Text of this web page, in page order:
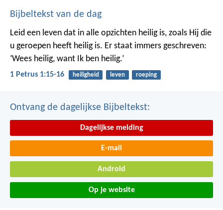
Bijbeltekst van de dag
Leid een leven dat in alle opzichten heilig is, zoals Hij die
u geroepen heeft heilig is. Er staat immers geschreven:
‘Wees heilig, want Ik ben heilig.’
1 Petrus 1:15-16 heiligheid leven roeping
Ontvang de dagelijkse Bijbeltekst:
Dagelijkse melding
E-mail
Android
Op je website